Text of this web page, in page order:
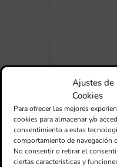
Ajustes de
Cookies
Para ofrecer las mejores
cookies para almacenar y/o
consentimiento a estas
comportamiento de navegación
No consentir o retirar el
ciertas características y
+